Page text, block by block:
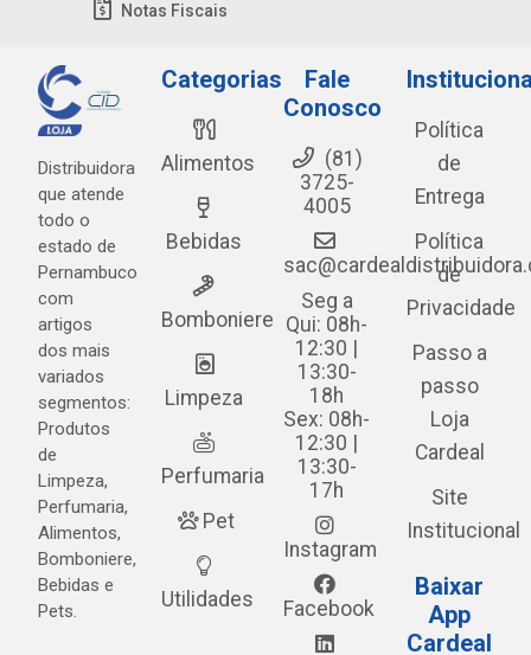
Notas Fiscais
Distribuidora
que atende
todo o
estado de
Pernambuco
com
artigos
dos mais
variados
segmentos:
Produtos
de
Limpeza,
Perfumaria,
Alimentos,
Bomboniere,
Bebidas e
Pets.
Categorias
Alimentos
Bebidas
Bomboniere
Limpeza
Perfumaria
Pet
Utilidades
Fale
Conosco
(81)
3725-
4005
Seg a
Qui: 08h-
12:30 |
13:30-
18h
Sex: 08h-
12:30 |
13:30-
17h
Instagram
Facebook
Política
de
Entrega
Política
de
Privacidade
Passo a
passo
Loja
Cardeal
Site
Institucional
Baixar
App
Cardeal